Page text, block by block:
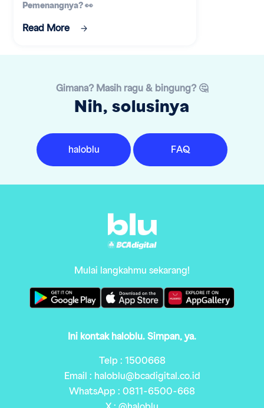
Pemenangnya? 👀
Read More
Gimana? Masih ragu & bingung? 🤔
Nih, solusinya
haloblu FAQ
Mulai langkahmu sekarang!
Ini kontak haloblu. Simpan, ya.
Telp : 1500668
Email : haloblu@bcadigital.co.id
WhatsApp : 0811-6500-668